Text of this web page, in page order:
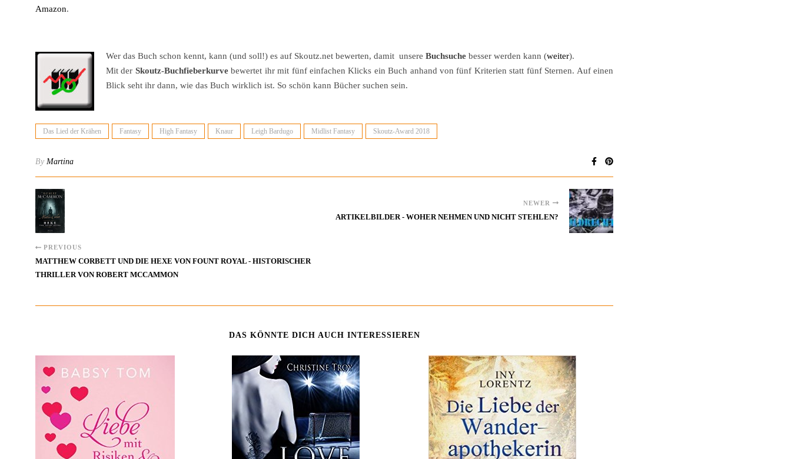
Amazon.
Wer das Buch schon kennt, kann (und soll!) es auf Skoutz.net bewerten, damit unsere Buchsuche besser werden kann (weiter).
Mit der Skoutz-Buchfieberkurvebewertet ihr mit fünf einfachen Klicks ein Buch anhand von fünf Kriterien statt fünf Sternen. Auf einen
Blick seht ihr dann, wie das Buch wirklich ist. So schön kann Bücher suchen sein.
Das Lied der Krähen Fantasy High Fantasy Knaur Leigh Bardugo Midlist Fantasy Skoutz-Award 2018
By Martina
PREVIOUS
MATTHEW CORBETT UND DIE HEXE VON FOUNT ROYAL - HISTORISCHER
THRILLER VON ROBERT MCCAMMON
NEWER
ARTIKELBILDER - WOHER NEHMEN UND NICHT STEHLEN?
DAS KÖNNTE DICH AUCH INTERESSIEREN